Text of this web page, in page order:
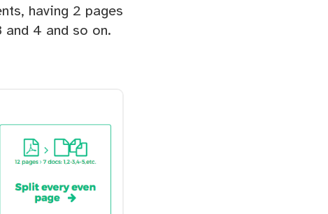
having 2 pages
and 4 and so on.